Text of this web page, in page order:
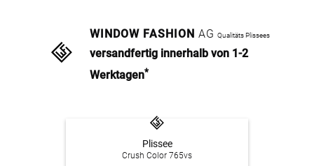
WINDOW FASHION AG Qualitäts Plissees
versandfertig innerhalb von 1-2
Werktagen*
Plissee
Crush Color 765vs